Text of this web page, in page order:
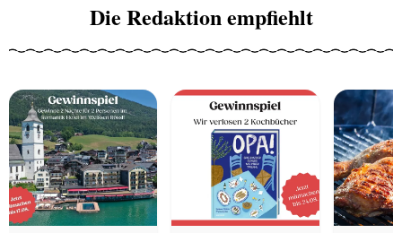
Die Redaktion empfiehlt